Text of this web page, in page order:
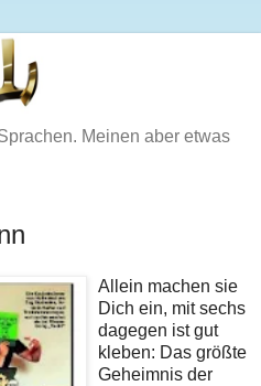
Meinen aber etwas
Allein machen sie
Dich ein, mit sechs
dagegen ist gut
kleben: Das größte
Geheimnis der